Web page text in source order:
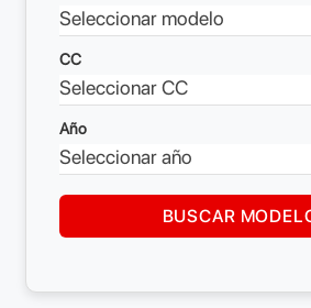
Seleccionar modelo
CC
Seleccionar CC
Año
Seleccionar año